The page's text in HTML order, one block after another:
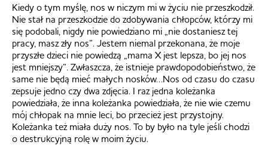
Kiedy o tym myślę, nos w niczym mi w życiu nie przeszkodził.
Nie stał na przeszkodzie do zdobywania chłopców, którzy mi
się podobali, nigdy nie powiedziano mi „nie dostaniesz tej
pracy, masz zły nos”. Jestem niemal przekonana, że moje
przyszłe dzieci nie powiedzą „mama X jest lepsza, bo jej nos
jest mniejszy”. Zwłaszcza, że istnieje prawdopodobieństwo, że
same nie będą mieć małych nosków…Nos od czasu do czasu
zepsuje jedno czy dwa zdjęcia. I raz jedna koleżanka
powiedziała, że inna koleżanka powiedziała, że nie wie czemu
mój chłopak na mnie leci, bo przecież jest przystojny.
Koleżanka też miała duży nos. To by było na tyle jeśli chodzi
o destrukcyjną rolę w moim życiu.